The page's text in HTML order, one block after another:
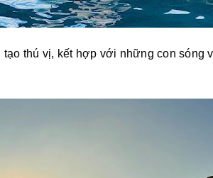
thú vị, kết hợp với những con sóng